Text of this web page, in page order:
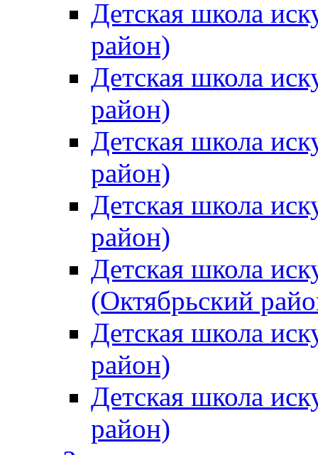
Детская школа
район)
Детская школа
район)
Детская школа
район)
Детская школа
район)
Детская школа
(Октябрьский
Детская школа
район)
Детская школа
район)